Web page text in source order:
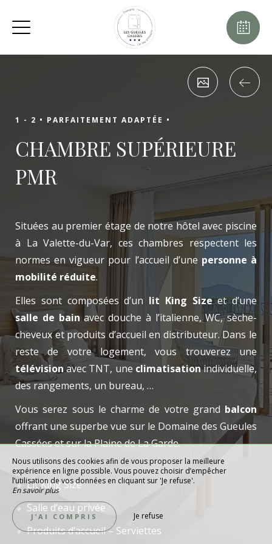
1 - 2 • PARFAITEMENT ADAPTÉE •
CHAMBRE SUPÉRIEURE
PMR
Situées au premier étage de notre hôtel avec piscine
à La Valette-du-Var, ces chambres respectent les
normes en vigueur pour l’accueil d’une personne à
mobilité réduite.
Elles sont composées d’un lit King Sizeet d’une
salle de bainavec douche à l’italienne, WC, sèche-
cheveux et produits d’accueil en distributeur. Dans le
reste de votre logement, vous trouverez une
télévisionavec TNT, une climatisationindividuelle,
des rangements, un bureau, …
Vous serez sous le charme de votre grand balcon
offrant une superbe vue sur le Domaine des Gueules
Cassées et sur la Plaine de La Garde.
Lit King Size
Salle d’eau privée
Produits d’accueil – Serviettes
Nous utilisons des cookies afin de vous proposer la meilleure
expérience en ligne possible. Vous pouvez choisir d’empêcher
l’utilisation de vos données en cliquant sur 'Je refuse'.
En savoir plus
J’AI COMPRIS Je refuse